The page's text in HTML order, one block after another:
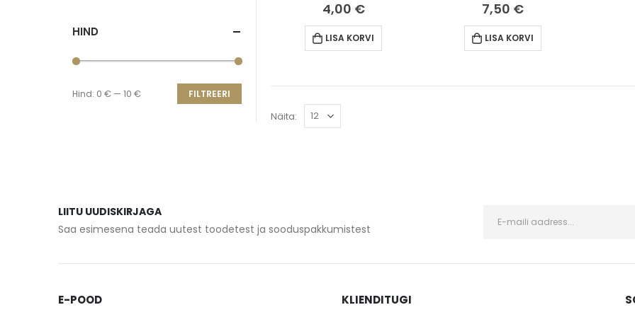
4,00 €
LISA KORVI
7,50 €
LISA KORVI
Näita:
HIND
FILTREERI
Hind: 0 € — 10 €
LIITU UUDISKIRJAGA
Saa esimesena teada uutest toodetest ja sooduspakkumistest
E-POOD KLIENDITUGI